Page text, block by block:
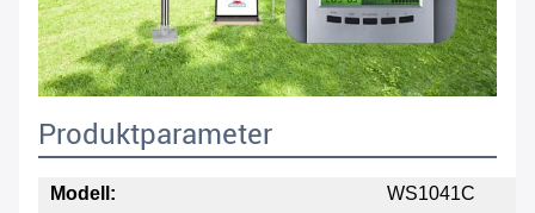
Produktparameter
Modell: WS1041C